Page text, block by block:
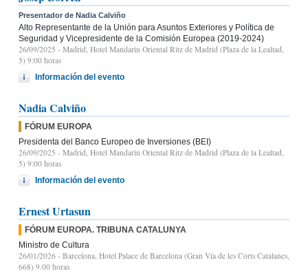
Presentador de Nadia Calviño
Alto Representante de la Unión para Asuntos Exteriores y Política de
Seguridad y Vicepresidente de la Comisión Europea (2019-2024)
26/09/2025 - Madrid, Hotel Mandarin Oriental Ritz de Madrid (Plaza de la Lealtad,
5) 9:00 horas
Información del evento
Nadia Calviño
FÓRUM EUROPA
Presidenta del Banco Europeo de Inversiones (BEI)
26/09/2025 - Madrid, Hotel Mandarin Oriental Ritz de Madrid (Plaza de la Lealtad,
5) 9:00 horas
Información del evento
Ernest Urtasun
FÓRUM EUROPA. TRIBUNA CATALUNYA
Ministro de Cultura
26/01/2026 - Barcelona, Hotel Palace de Barcelona (Gran Vía de les Corts Catalanes,
668) 9.00 horas